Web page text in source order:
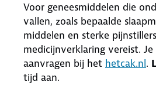
Voor geneesmiddelen die
vallen, zoals bepaalde
middelen en sterke
medicijnverklaring vereist.
aanvragen bij het hetcak.nl.
tijd aan.